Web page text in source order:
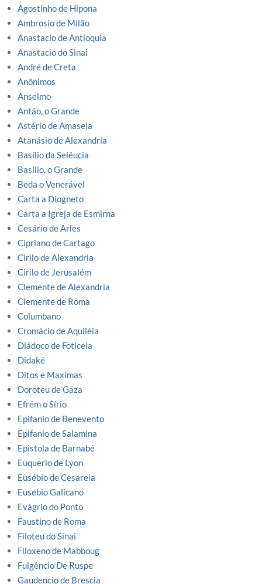
Agostinho de Hipona
Ambrosio de Milão
Anastacio de Antioquia
Anastacio do Sinai
André de Creta
Anônimos
Anselmo
Antão, o Grande
Astério de Amaseia
Atanásio de Alexandria
Basílio da Selêucia
Basílio, o Grande
Beda o Venerável
Carta a Diogneto
Carta a Igreja de Esmirna
Cesário de Arles
Cipriano de Cartago
Cirilo de Alexandria
Cirilo de Jerusalém
Clemente de Alexandria
Clemente de Roma
Columbano
Cromácio de Aquiléia
Diádoco de Foticeia
Didaké
Ditos e Maximas
Doroteu de Gaza
Efrém o Sírio
Epifanio de Benevento
Epifanio de Salamina
Epistola de Barnabé
Euquerio de Lyon
Eusébio de Cesareia
Eusebio Galicano
Evágrio do Ponto
Faustino de Roma
Filoteu do Sinai
Filoxeno de Mabboug
Fulgêncio De Ruspe
Gaudencio de Brescia